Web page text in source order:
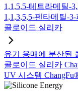
1,1,5,5-테트라메틸-
1,1,3,5,5-펜타메틸-
콜로이드 실리카
유기 용매에 분산된
콜로이드 실리카
UV 시스템